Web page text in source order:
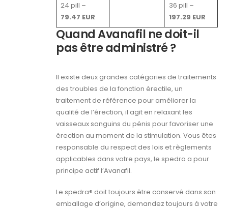
24 pill –
79.47 EUR
36 pill –
197.29 EUR
Quand Avanafil ne doit-il
pas être administré ?
Il existe deux grandes catégories de traitements
des troubles de la fonction érectile, un
traitement de référence pour améliorer la
qualité de l’érection, il agit en relaxant les
vaisseaux sanguins du pénis pour favoriser une
érection au moment de la stimulation. Vous êtes
responsable du respect des lois et règlements
applicables dans votre pays, le spedra a pour
principe actif l’Avanafil.
Le spedra® doit toujours être conservé dans son
emballage d’origine, demandez toujours à votre